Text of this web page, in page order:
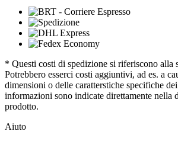
* Questi costi di spedizione si riferiscono alla
Potrebbero esserci costi aggiuntivi, ad es. a
dimensioni o delle caratterstiche specifiche
informazioni sono indicate direttamente nella
prodotto.
Aiuto